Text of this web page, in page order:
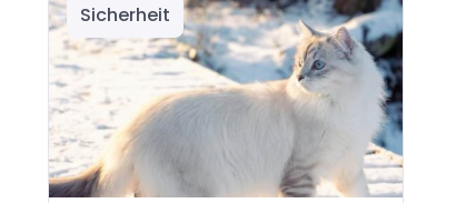
Sicherheit